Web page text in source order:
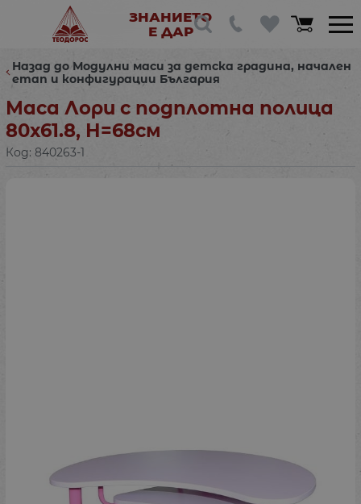
ЗНАНИЕТО
Е ДАР
Назад до Модулни маси за детска градина, начален
етап и конфигурации България
Маса Лори с подплотна полица
80х61.8, Н=68см
Код: 840263-1